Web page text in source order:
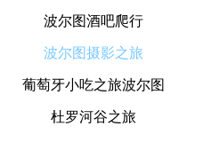
波尔图酒吧爬行
波尔图摄影之旅
葡萄牙小吃之旅波尔图
杜罗河谷之旅